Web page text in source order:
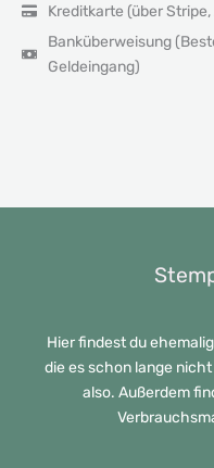
Kreditkarte (über
Banküberweisung
Geldeingang)
Hier findest du
die es schon lange
also. Außerdem